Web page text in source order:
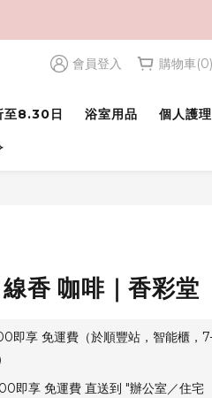
會員登入 購物車(0)
至8.30日 浴室用品 個人護理
香 咖啡｜香彩堂
即享 免運費（於順豐站，智能櫃，
即享 免運費 直送到 "辦公室／住宅